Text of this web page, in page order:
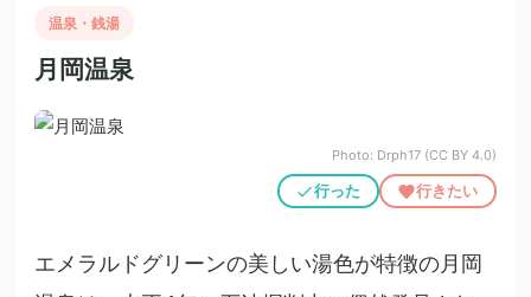
温泉・銭湯
月岡温泉
Photo: Drph17 (CC BY 4.0)
行った 行きたい
エメラルドグリーンの美しい湯色が特徴の月岡